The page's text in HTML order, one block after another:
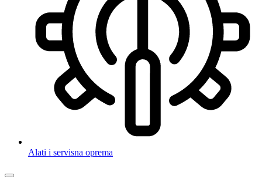
Alati i servisna oprema